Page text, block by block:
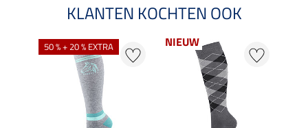
KLANTEN KOCHTEN OOK
50 % + 20 % EXTRA NIEUW